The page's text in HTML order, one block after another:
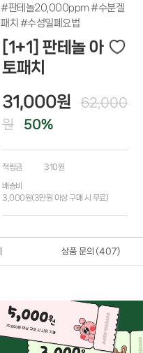
#판테놀20,000ppm #수분겔
패치 #수성밀폐요법
[1+1] 판테놀 아
토패치
31,000원
62,000
원
50%
적립금 310원
배송비
3,000원(3만원 이상 구매 시 무료)
상품 문의 (407)